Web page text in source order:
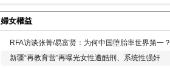
婦女權益
RFA访谈张菁/易富贤：为何中国堕胎率世界第一？
新疆“再教育营”再曝光女性遭酷刑、系统性强奸